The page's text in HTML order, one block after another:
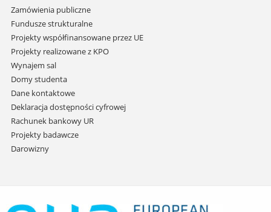
Zamówienia publiczne
Fundusze strukturalne
Projekty współfinansowane przez UE
Projekty realizowane z KPO
Wynajem sal
Domy studenta
Dane kontaktowe
Deklaracja dostępności cyfrowej
Rachunek bankowy UR
Projekty badawcze
Darowizny